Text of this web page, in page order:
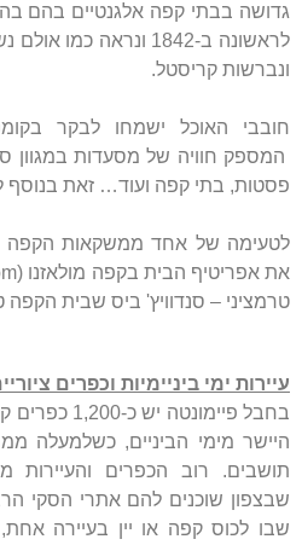
לראשונה ב-1842
ונברשות קריסטל.
המספק חוויה של מסעדות במגוון
פסטות, בתי קפה ועוד… זאת בנוסף
לטעימה של אחד ממשקאות הקפה
טרמציני – סנדוויץ' ביס שבית
עיירות ימי ביניימיות וכפרים
בחבל
תושבים. רוב הכפרים והעיירות
שבצפון שוכנים להם אתרי הסקי
שבו לכוס קפה או יין בעיירה